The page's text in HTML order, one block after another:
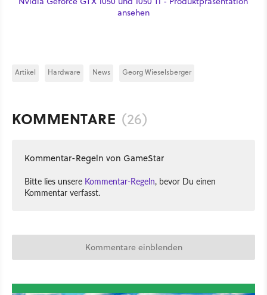
ansehen
Artikel Hardware News Georg Wieselsberger
KOMMENTARE (26)
Kommentar-Regeln von GameStar
Bitte lies unsere Kommentar-Regeln, bevor Du einen
Kommentar verfasst.
Kommentare einblenden